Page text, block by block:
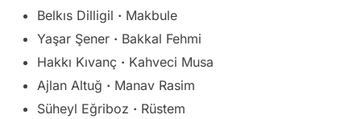
Belkıs Dilligil · Makbule
Yaşar Şener · Bakkal Fehmi
Hakkı Kıvanç · Kahveci Musa
Ajlan Altuğ · Manav Rasim
Süheyl Eğriboz · Rüstem